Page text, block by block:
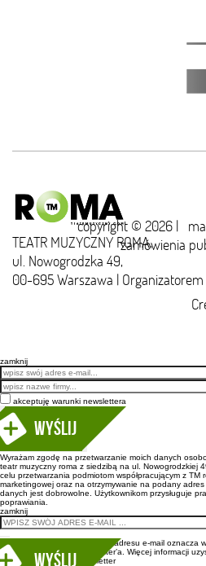
copyright © 2026 |
zamówienia
TEATR MUZYCZNY ROMA,
ul. Nowogrodzka 49,
00-695 Warszawa |
zamknij
Email
akceptuję warunki newslettera
Wyślij
Wyrażam zgodę na przetwarzanie moich danych
teatr muzyczny roma z siedzibą na ul. Nowogrodzkiej
celu przetwarzania podmiotom współpracującym z TM
marketingowej oraz na otrzymywanie na podany
danych jest dobrowolne. Użytkownikom przysługuje
poprawiania.
zamknij
Wpisanie adresu e-mail oznacza
newsletter’a. Więcej informacji
newsletter